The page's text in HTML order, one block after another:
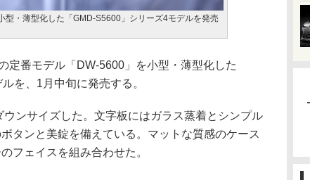
型・薄型化した「GMD-S5600」シリーズ4モデルを発売
番モデル「DW-5600」を小型・薄型化した
を、1月中旬に発売する。
ンサイズした。文字板にはガラス蒸着とシンプル
タンと美錠を備えている。マットな質感のケース
フェイスを組み合わせた。